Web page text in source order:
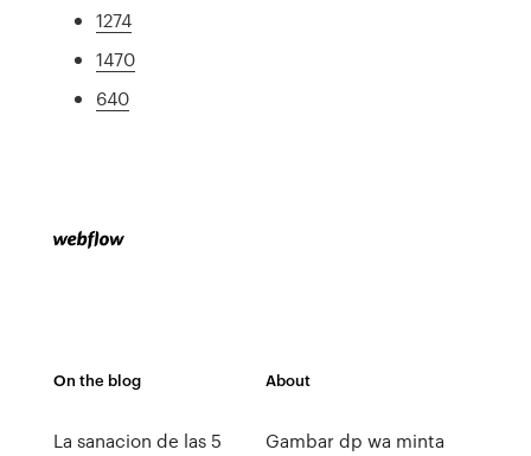
1274
1470
640
On the blog
La sanacion de las 5
About
Gambar dp wa minta